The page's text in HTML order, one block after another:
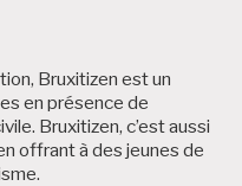
Bruxitizen est un
en présence de
Bruxitizen, c’est aussi
offrant à des jeunes de